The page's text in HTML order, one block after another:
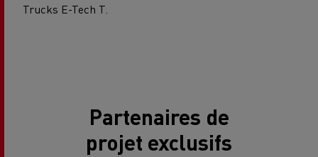
Trucks E-Tech T.
Partenaires de
projet exclusifs